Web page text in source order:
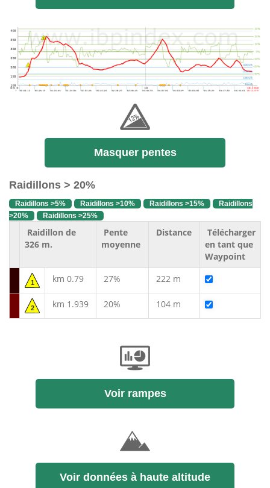
Masquer pentes
Raidillons > 20%
Raidillons >5% Raidillons >10% Raidillons >15%
Raidillons
>20%
Raidillons >25%
Raidillon de
326 m.
Pente
moyenne
Distance
Télécharger
en tant que
Waypoint
1 km 0.79 27% 222 m
2 km 1.939 20% 104 m
Voir rampes
Voir données à haute altitude